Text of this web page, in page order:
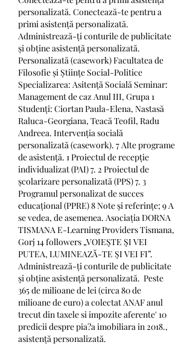
personalizată. Conectează-te pentru a
primi asistență personalizată.
Administrează-ți conturile de publicitate
și obține asistență personalizată.
Personalizată (casework) Facultatea de
Filosofie și Științe Social-Politice
Specializarea: Asitență Socială Seminar:
Management de caz Anul III, Grupa 1
Studenți: Ciortan Paula-Elena, Nastasă
Raluca-Georgiana, Teacă Teofil, Radu
Andreea. Intervenția socială
personalizată (casework). 7 Alte programe
de asistență. 1 Proiectul de recepție
individualizat (PAI) 7. 2 Proiectul de
școlarizare personalizată (PPS) 7. 3
Programul personalizat de succes
educațional (PPRE) 8 Note și referințe; 9 A
se vedea, de asemenea. Asociația DORNA
TISMANA E-Learning Providers Tismana,
Gorj 14 followers „VOIEŞTE ŞI VEI
PUTEA, LUMINEAZĂ-TE ŞI VEI FI”.
Administrează-ți conturile de publicitate
și obține asistență personalizată.  Peste
365 de milioane de lei (circa 80 de
milioane de euro) a colectat ANAF anul
trecut din taxele si impozite aferente' 10
predicii despre pia?a imobiliara in 2018.,
asistență personalizată.